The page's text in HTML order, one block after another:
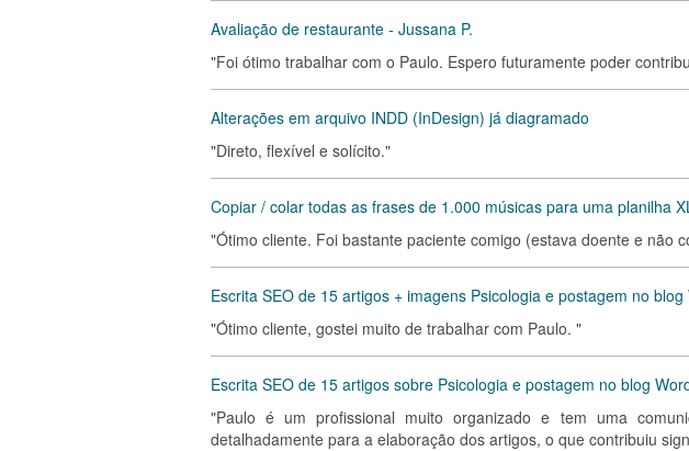
Avaliação de restaurante - Jussana P.
"Foi ótimo trabalhar com o Paulo. Espero futuramente poder
Alterações em arquivo INDD (InDesign) já diagramado
"Direto, flexível e solícito."
Copiar / colar todas as frases de 1.000 músicas para uma planilha
"Ótimo cliente. Foi bastante paciente comigo (estava doente e não
Escrita SEO de 15 artigos + imagens Psicologia e postagem no
"Ótimo cliente, gostei muito de trabalhar com Paulo. "
Escrita SEO de 15 artigos sobre Psicologia e postagem no blog
"Paulo é um profissional muito organizado e tem uma
detalhadamente para a elaboração dos artigos, o que contribuiu